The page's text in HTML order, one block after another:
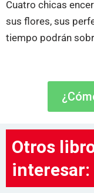
Cuatro chicas
sus flores, sus
tiempo podrán
Otros
interesar: